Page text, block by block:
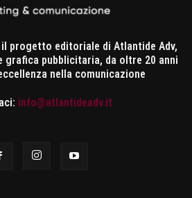
progetto editoriale di Atlantide Adv,
grafica pubblicitaria, da oltre 20 anni
nella comunicazione
info@atlantideadv.it